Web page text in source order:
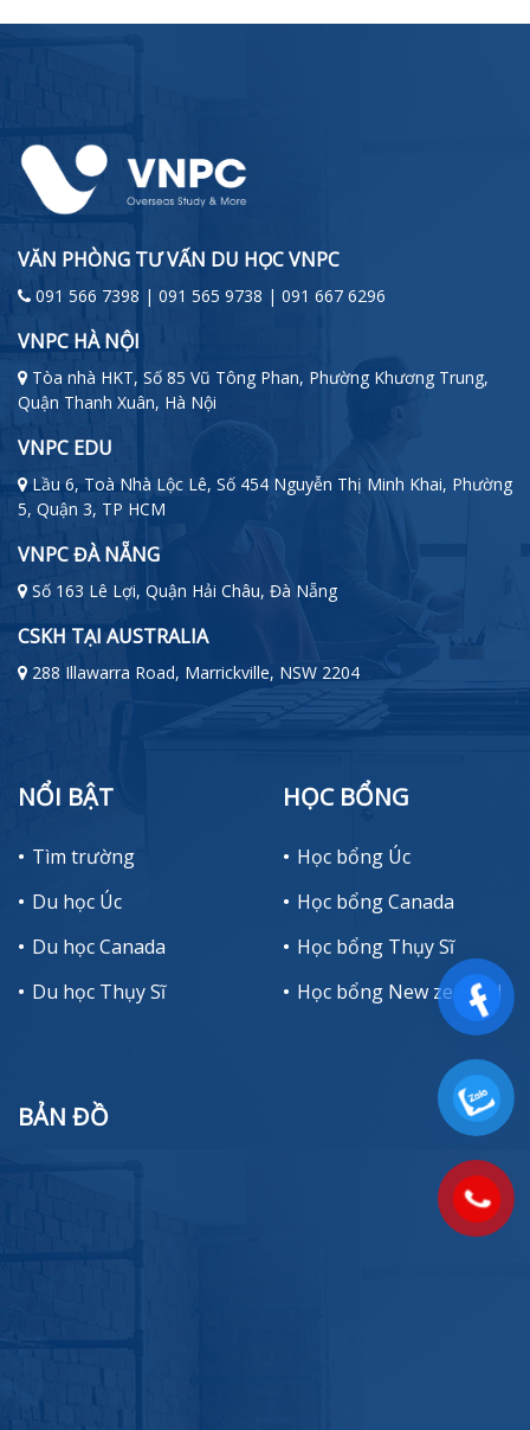
VĂN PHÒNG TƯ VẤN DU HỌC VNPC
091 566 7398 | 091 565 9738 | 091 667 6296
VNPC HÀ NỘI
Tòa nhà HKT, Số 85 Vũ Tông Phan, Phường Khương Trung,
Quận Thanh Xuân, Hà Nội
VNPC EDU
Lầu 6, Toà Nhà Lộc Lê, Số 454 Nguyễn Thị Minh Khai, Phường
5, Quận 3, TP HCM
VNPC ĐÀ NẴNG
Số 163 Lê Lợi, Quận Hải Châu, Đà Nẵng
CSKH TẠI AUSTRALIA
288 Illawarra Road, Marrickville, NSW 2204
NỔI BẬT
Tìm trường
Du học Úc
Du học Canada
Du học Thụy Sĩ
HỌC BỔNG
Học bổng Úc
Học bổng Canada
Học bổng Thụy Sĩ
Học bổng New zealand
BẢN ĐỒ